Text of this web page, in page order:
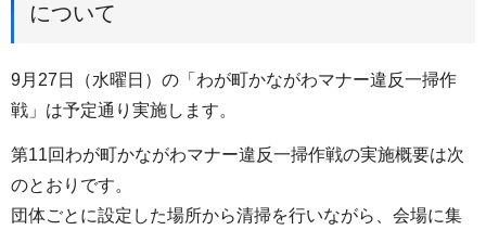
について
9月27日（水曜日）の「わが町かながわマナー違反一掃作
戦」は予定通り実施します。
第11回わが町かながわマナー違反一掃作戦の実施概要は次
のとおりです。
団体ごとに設定した場所から清掃を行いながら、会場に集